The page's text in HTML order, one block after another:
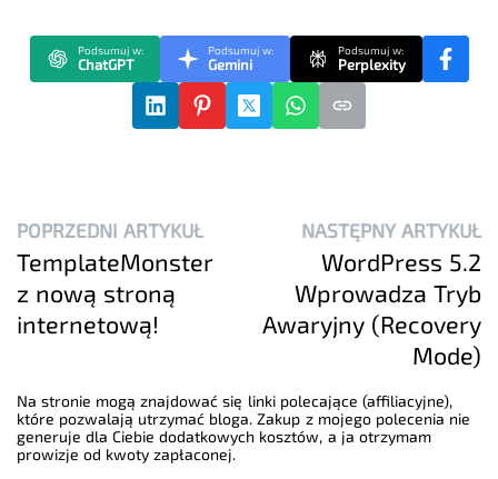
Podsumuj w:
ChatGPT
Podsumuj w:
Gemini
Podsumuj w:
Perplexity
POPRZEDNI ARTYKUŁ
TemplateMonster
z nową stroną
internetową!
NASTĘPNY ARTYKUŁ
WordPress 5.2
Wprowadza Tryb
Awaryjny (Recovery
Mode)
Na stronie mogą znajdować się linki polecające (affiliacyjne),
które pozwalają utrzymać bloga. Zakup z mojego polecenia nie
generuje dla Ciebie dodatkowych kosztów, a ja otrzymam
prowizje od kwoty zapłaconej.